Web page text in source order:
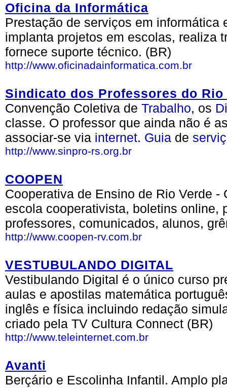
Oficina da Informática
Prestação de serviços em informática
implanta projetos em escolas, realiza
fornece suporte técnico. (BR)
http://www.oficinadainformatica.com.br
Sindicato dos Professores do Rio
Convenção Coletiva de Trabalho, os
classe. O professor que ainda não é
associar-se via internet. Guia de
http://www.sinpro-rs.org.br
COOPEN
Cooperativa de Ensino de Rio Verde -
escola cooperativista, boletins online,
professores, comunicados, alunos,
http://www.coopen-rv.com.br
VESTUBULANDO DIGITAL
Vestibulando Digital é o único curso
aulas e apostilas matemática
inglês e física incluindo redação
criado pela TV Cultura Connect (BR)
http://www.teleinternet.com.br
Avanti
Berçário e Escolinha Infantil. Amplo